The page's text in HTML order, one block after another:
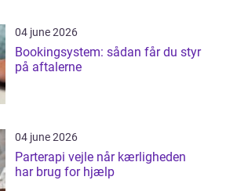
04 june 2026
Bookingsystem: sådan får du styr
på aftalerne
04 june 2026
Parterapi vejle når kærligheden
har brug for hjælp